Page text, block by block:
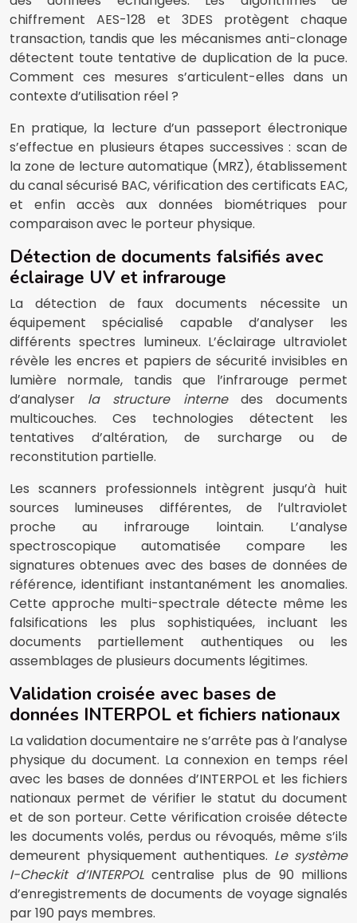
chiffrement AES-128 et 3DES protègent chaque
transaction, tandis que les mécanismes anti-clonage
détectent toute tentative de duplication de la puce.
Comment ces mesures s’articulent-elles dans un
contexte d’utilisation réel ?
En pratique, la lecture d’un passeport électronique
s’effectue en plusieurs étapes successives : scan de
la zone de lecture automatique (MRZ), établissement
du canal sécurisé BAC, vérification des certificats EAC,
et enfin accès aux données biométriques pour
comparaison avec le porteur physique.
Détection de documents falsifiés avec
éclairage UV et infrarouge
La détection de faux documents nécessite un
équipement spécialisé capable d’analyser les
différents spectres lumineux. L’éclairage ultraviolet
révèle les encres et papiers de sécurité invisibles en
lumière normale, tandis que l’infrarouge permet
d’analyser la structure interne des documents
multicouches. Ces technologies détectent les
tentatives d’altération, de surcharge ou de
reconstitution partielle.
Les scanners professionnels intègrent jusqu’à huit
sources lumineuses différentes, de l’ultraviolet
proche au infrarouge lointain. L’analyse
spectroscopique automatisée compare les
signatures obtenues avec des bases de données de
référence, identifiant instantanément les anomalies.
Cette approche multi-spectrale détecte même les
falsifications les plus sophistiquées, incluant les
documents partiellement authentiques ou les
assemblages de plusieurs documents légitimes.
Validation croisée avec bases de
données INTERPOL et fichiers nationaux
La validation documentaire ne s’arrête pas à l’analyse
physique du document. La connexion en temps réel
avec les bases de données d’INTERPOL et les fichiers
nationaux permet de vérifier le statut du document
et de son porteur. Cette vérification croisée détecte
les documents volés, perdus ou révoqués, même s’ils
demeurent physiquement authentiques. Le système
I-Checkit d’INTERPOL centralise plus de 90 millions
d’enregistrements de documents de voyage signalés
par 190 pays membres.